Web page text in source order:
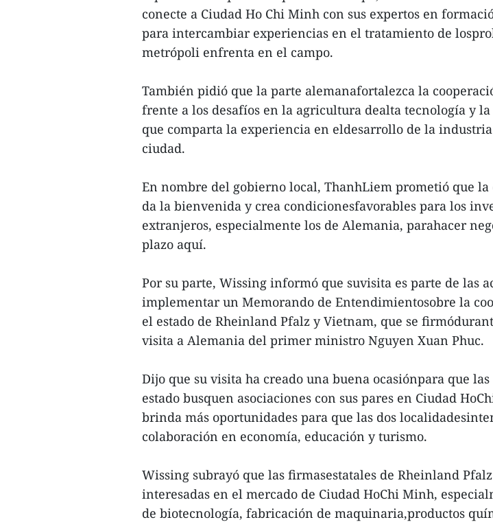
conecte a Ciudad Ho Chi Minh con sus expertos en
para intercambiar experiencias en el tratamiento de
metrópoli enfrenta en el campo.
También pidió que la parte alemanafortalezca la
frente a los desafíos en la agricultura dealta tecnología y
que comparta la experiencia en eldesarrollo de la
ciudad.
En nombre del gobierno local, ThanhLiem prometió que la
da la bienvenida y crea condicionesfavorables para los
extranjeros, especialmente los de Alemania, parahacer
plazo aquí.
Por su parte, Wissing informó que suvisita es parte de las
implementar un Memorando de Entendimientosobre la
el estado de Rheinland Pfalz y Vietnam, que se
visita a Alemania del primer ministro Nguyen Xuan Phuc.
Dijo que su visita ha creado una buena ocasiónpara que
estado busquen asociaciones con sus pares en Ciudad
brinda más oportunidades para que las dos
colaboración en economía, educación y turismo.
Wissing subrayó que las firmasestatales de Rheinland
interesadas en el mercado de Ciudad HoChi Minh,
de biotecnología, fabricación de maquinaria,productos